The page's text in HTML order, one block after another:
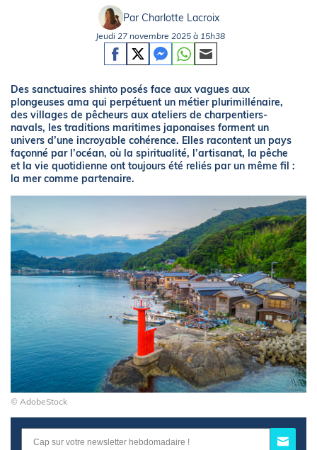
Par Charlotte Lacroix
Jeudi 27 novembre 2025 à 15h38
Des sanctuaires shinto posés face aux vagues aux
plongeuses ama qui perpétuent un métier plurimillénaire,
des villages de pêcheurs aux ateliers de charpentiers-
navals, les traditions maritimes japonaises forment un
univers d’une incroyable cohérence. Elles racontent un pays
façonné par l’océan, où la spiritualité, l’artisanat, la pêche
et la vie quotidienne ont toujours été reliés par un même fil :
la mer comme partenaire.
© AdobeStock